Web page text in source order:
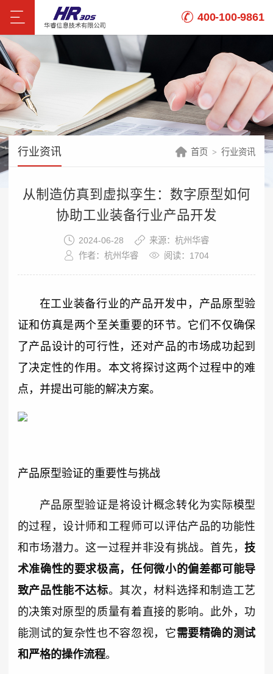
400-100-9861
行业资讯 首页 行业资讯
从制造仿真到虚拟孪生：数字原型如何
协助工业装备行业产品开发
2024-06-28
来源：杭州华睿
作者：杭州华睿
阅读：1704
在工业装备行业的产品开发中，产品原型验
证和仿真是两个至关重要的环节。它们不仅确保
了产品设计的可行性，还对产品的市场成功起到
了决定性的作用。本文将探讨这两个过程中的难
点，并提出可能的解决方案。
产品原型验证的重要性与挑战
产品原型验证是将设计概念转化为实际模型
的过程，设计师和工程师可以评估产品的功能性
和市场潜力。这一过程并非没有挑战。首先，技
术准确性的要求极高，任何微小的偏差都可能导
致产品性能不达标。其次，材料选择和制造工艺
的决策对原型的质量有着直接的影响。此外，功
能测试的复杂性也不容忽视，它需要精确的测试
和严格的操作流程。